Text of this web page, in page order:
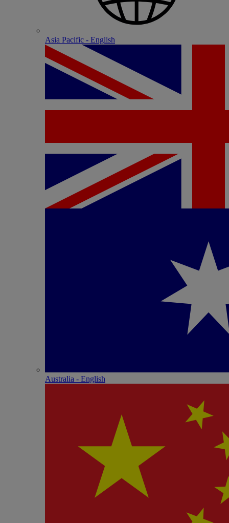
Asia Pacific - English
Australia - English